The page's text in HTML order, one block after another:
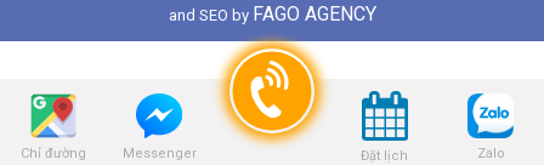
Chỉ đường Messenger Đặt lịch Zalo
and SEO by FAGO AGENCY